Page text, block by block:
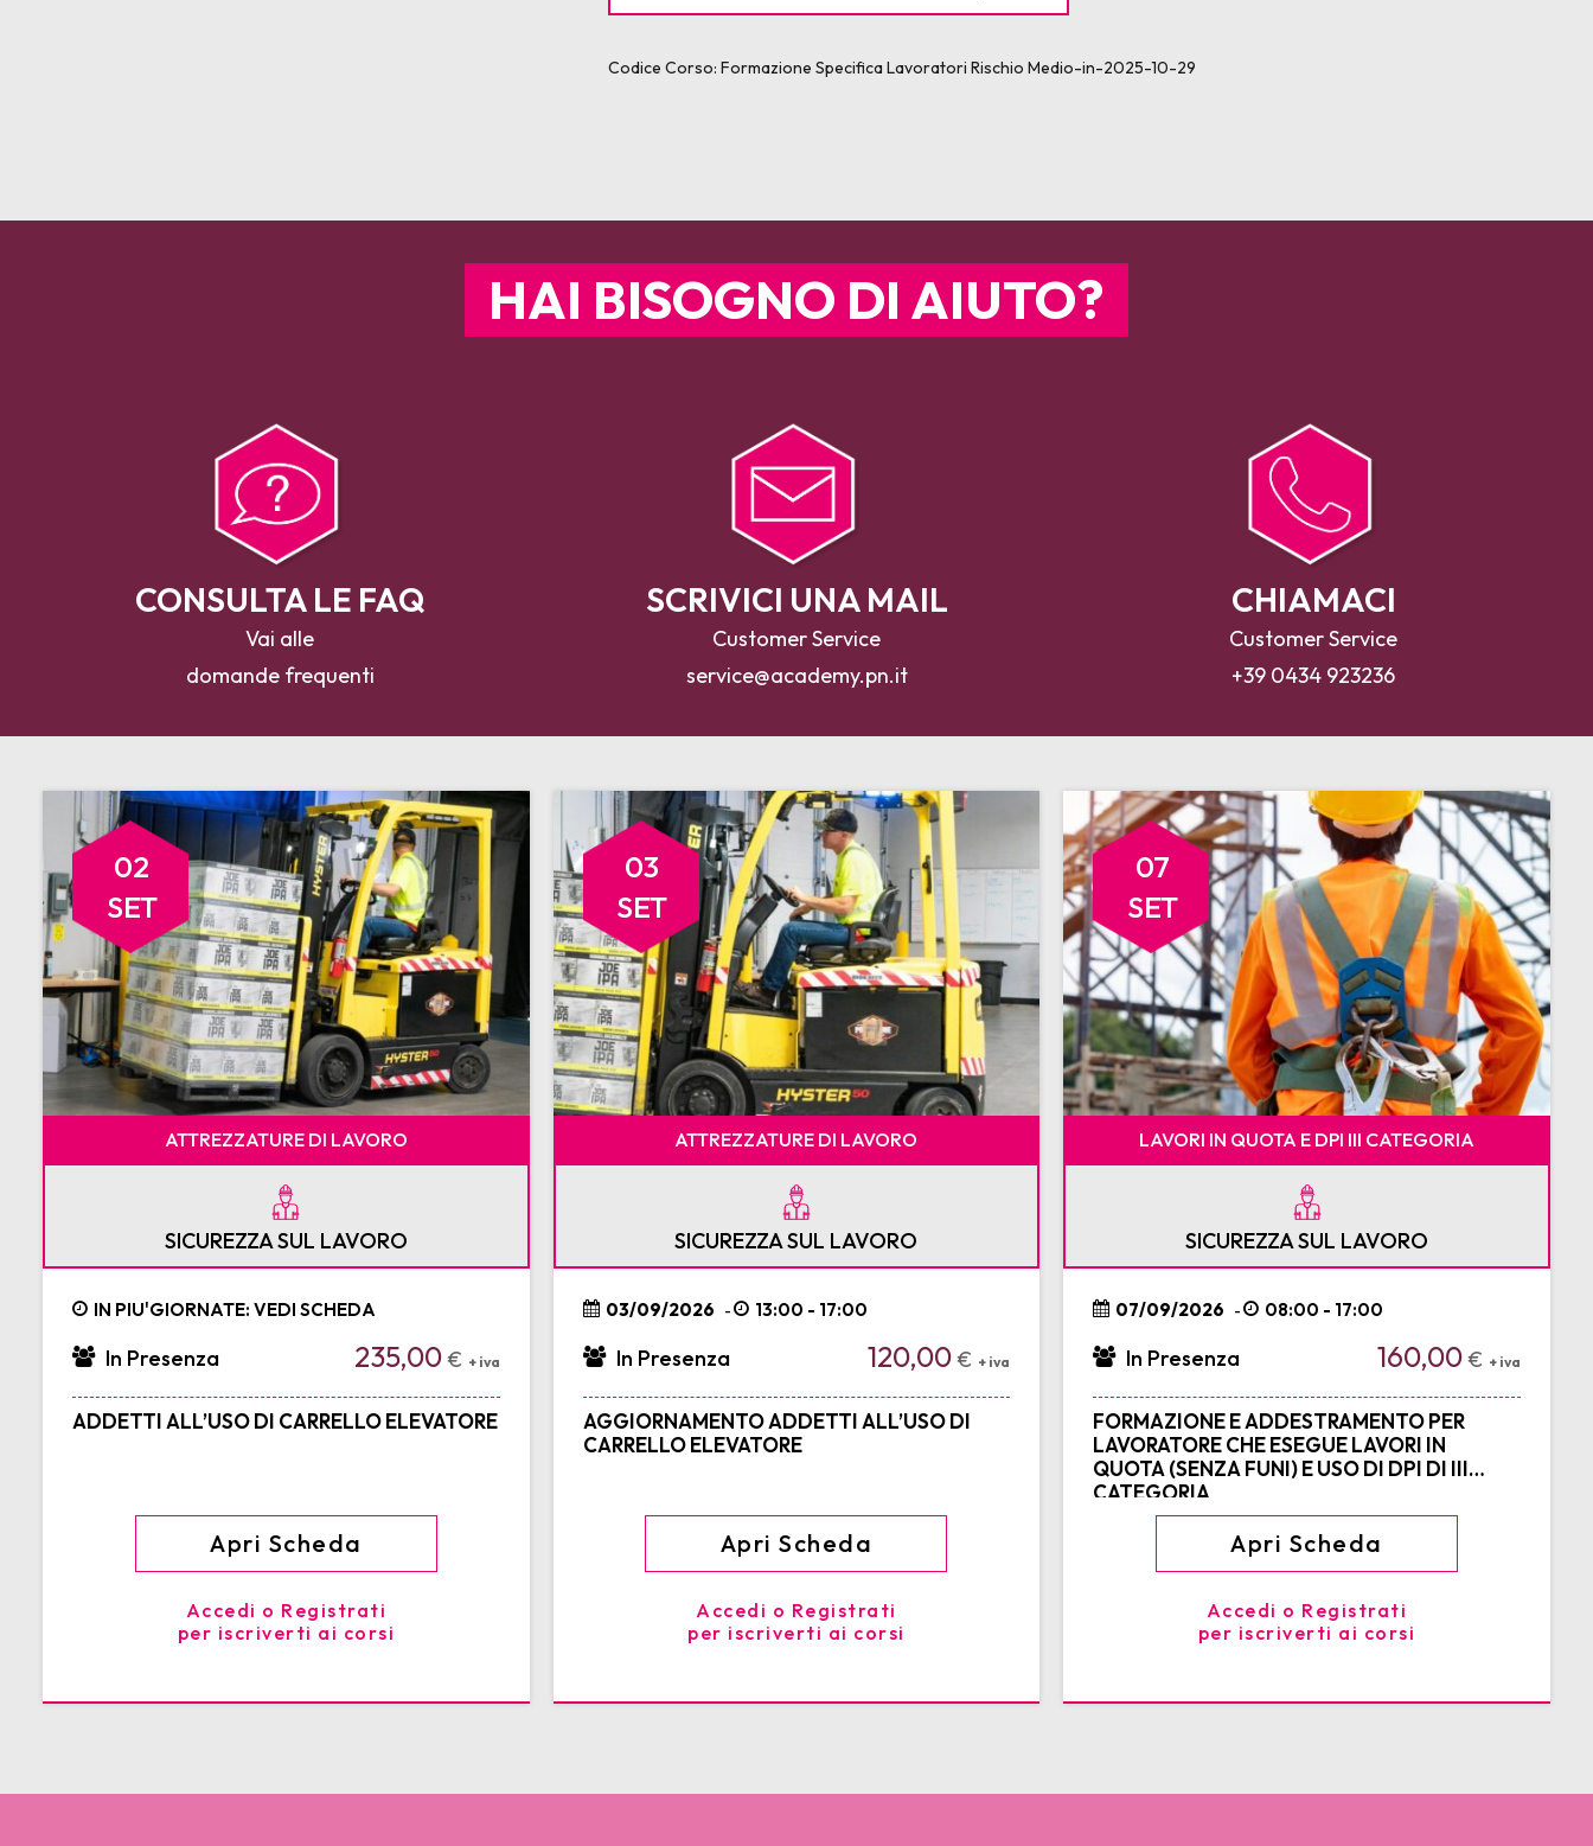
Codice Corso:Formazione Specifica Lavoratori Rischio Medio-in-2025-10-29
HAI BISOGNO DI AIUTO?
CONSULTA LE FAQ
Vai alle
domande frequenti
SCRIVICI UNA MAIL
Customer Service
service@academy.pn.it
CHIAMACI
Customer Service
+39 0434 923236
02
SET
ATTREZZATURE DI LAVORO
SICUREZZA SUL LAVORO
IN PIU'GIORNATE: VEDI SCHEDA
235,00€ + iva
In Presenza
ADDETTI ALL’USO DI CARRELLO ELEVATORE
Apri Scheda
Accedi o Registrati
per iscriverti ai corsi
03
SET
ATTREZZATURE DI LAVORO
SICUREZZA SUL LAVORO
03/09/2026 - 13:00 - 17:00
120,00€ + iva
In Presenza
AGGIORNAMENTO ADDETTI ALL’USO DI
CARRELLO ELEVATORE
Apri Scheda
Accedi o Registrati
per iscriverti ai corsi
07
SET
LAVORI IN QUOTA E DPI III CATEGORIA
SICUREZZA SUL LAVORO
07/09/2026 - 08:00 - 17:00
160,00€ + iva
In Presenza
FORMAZIONE E ADDESTRAMENTO PER
LAVORATORE CHE ESEGUE LAVORI IN
QUOTA (SENZA FUNI) E USO DI DPI DI III
CATEGORIA
Apri Scheda
Accedi o Registrati
per iscriverti ai corsi